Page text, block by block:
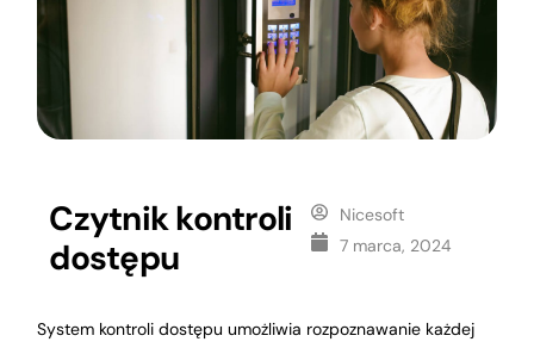
Czytnik kontroli
dostępu
Nicesoft
7 marca, 2024
System kontroli dostępu umożliwia rozpoznawanie każdej